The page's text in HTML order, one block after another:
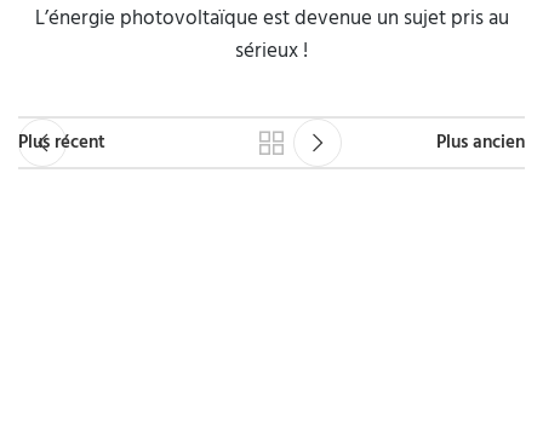
L’énergie photovoltaïque est devenue un sujet pris au
sérieux !
Plus récent Plus ancien